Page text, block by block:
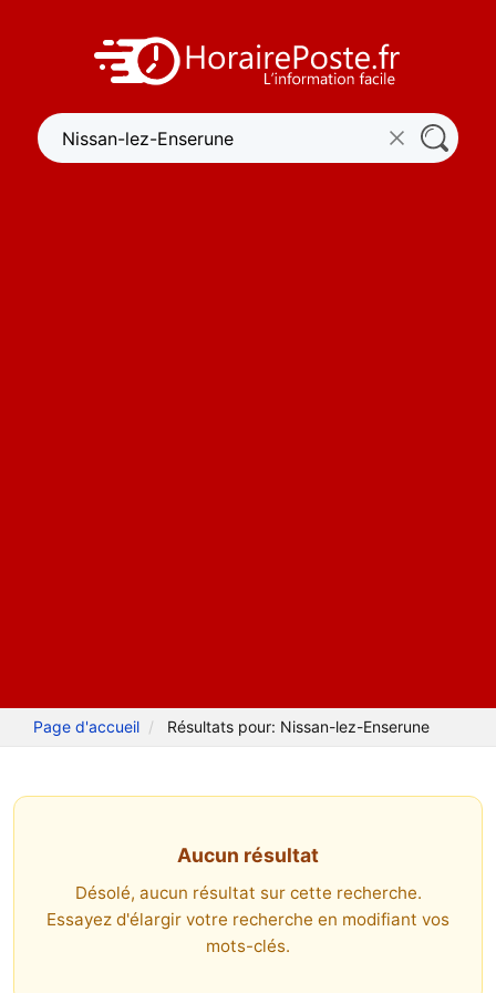
Page d'accueil Résultats pour: Nissan-lez-Enserune
Aucun résultat
Désolé, aucun résultat sur cette recherche.
Essayez d'élargir votre recherche en modifiant vos
mots-clés.